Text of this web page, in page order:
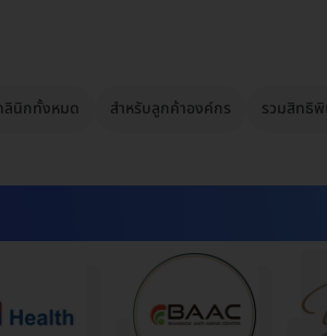
ลินิกทั้งหมด สำหรับลูกค้าองค์กร รวมสิทธิพิ